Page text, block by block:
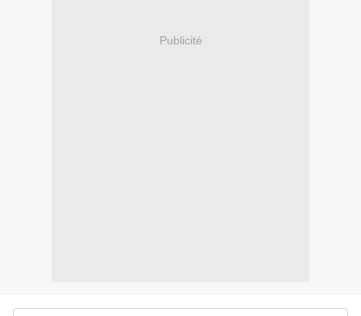
Publicité